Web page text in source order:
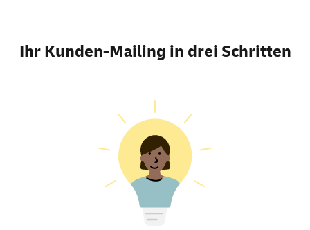
Ihr Kunden-Mailing in drei Schritten